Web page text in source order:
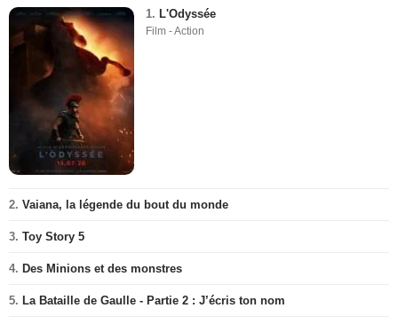
1. L'Odyssée
Film - Action
2. Vaiana, la légende du bout du monde
3. Toy Story 5
4. Des Minions et des monstres
5. La Bataille de Gaulle - Partie 2 : J’écris ton nom